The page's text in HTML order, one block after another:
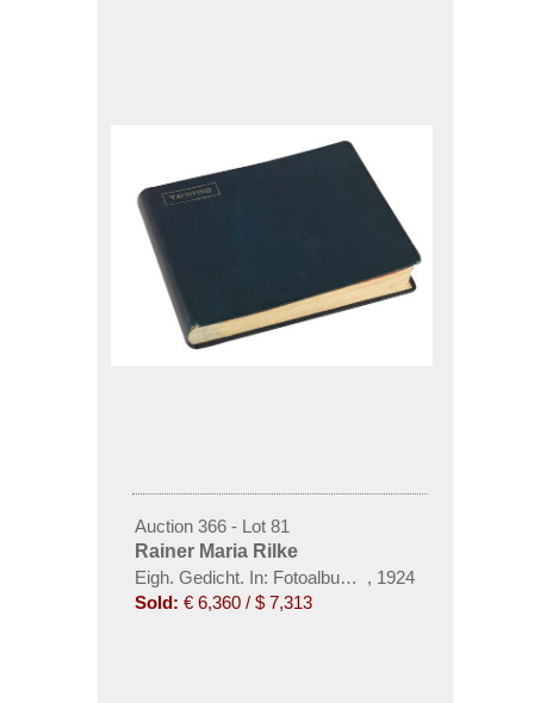
Auction 366 - Lot 81
Rainer Maria Rilke
Eigh. Gedicht. In: Fotoalbum Yachting. 1924.
, 1924
Sold: € 6,360 / $ 7,313